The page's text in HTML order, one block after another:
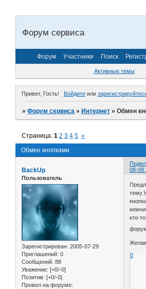
Форум сервиса
Форум Участники Поиск
Активные темы
Привет, Гость! Войдитеили
»Форум сервиса »Интернет »Обмен
Обмен кнопками
Страница:1 2 3 4 5 »
08-08
BackUp
Пользователь
Зарегистрирован: 2005-07-29
Приглашений: 0
Сообщений: 88
Уважение: [+0/-0]
Позитив: [+0/-0]
Провел на форуме:
кто-
0